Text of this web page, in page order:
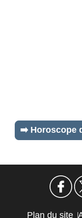
➡️ Horoscope
Plan du site